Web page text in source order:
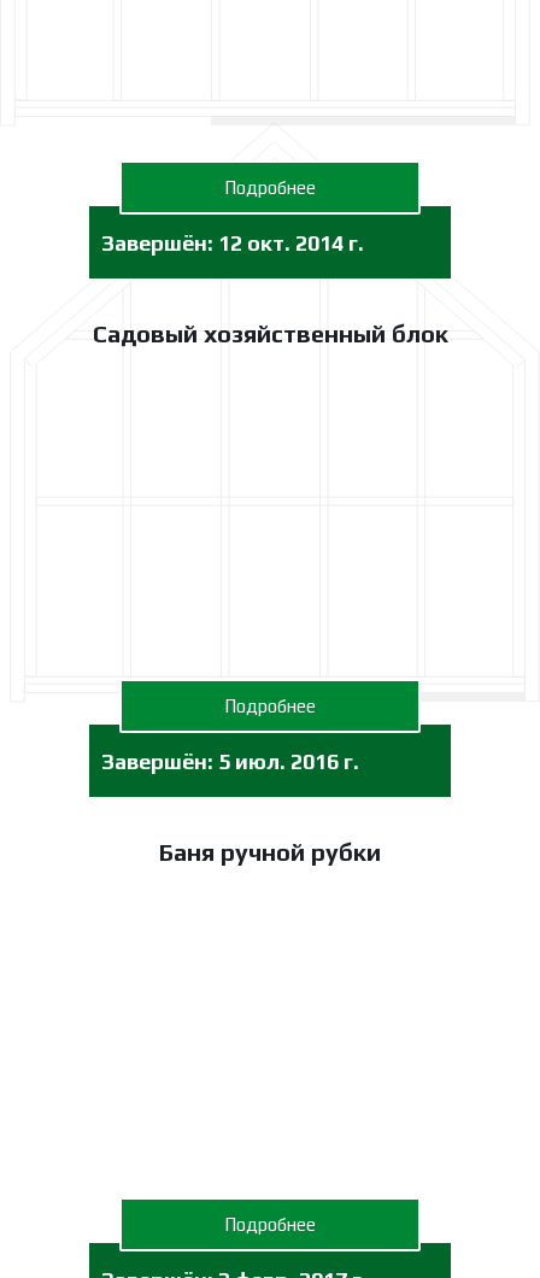
Садовый хозяйственный блок
Завершён: 5 июл. 2016 г.
Подробнее
Баня ручной рубки
Подробнее
Завершён: 12 окт. 2014 г.
Подробнее